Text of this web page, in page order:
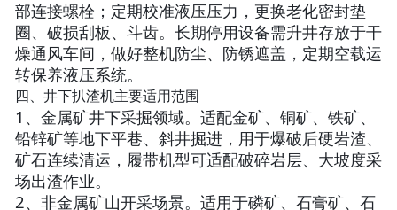
部连接螺栓；定期校准液压压力，更换老化密封垫
圈、破损刮板、斗齿。长期停用设备需升井存放于干
燥通风车间，做好整机防尘、防锈遮盖，定期空载运
转保养液压系统。
四、井下扒渣机主要适用范围
1、金属矿井下采掘领域。适配金矿、铜矿、铁矿、
铅锌矿等地下平巷、斜井掘进，用于爆破后硬岩渣、
矿石连续清运，履带机型可适配破碎岩层、大坡度采
场出渣作业。
2、非金属矿山开采场景。适用于磷矿、石膏矿、石